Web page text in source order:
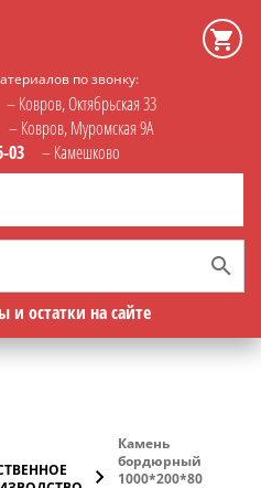
по звонку:
– Ковров, Октябрьская 33
– Ковров, Муромская 9А
03
– Камешково
и остатки на сайте
Камень
бордюрный
1000*200*80